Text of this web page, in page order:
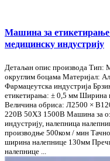
Машина за етикетирање
медицинску индустрију
Детаљан опис производа Тип:
округлим боцама Материјал:
Фармацеутска индустрија
етикетирања: ± 0,5 мм Ширина
Величина обриса: Л2500 ×
220В 50ХЗ 1500В Машина за
индустрију, налепница
производње 500ком / мин
ширина налепнице 130мм
налепнице ...